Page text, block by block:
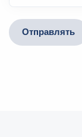
Отправлять